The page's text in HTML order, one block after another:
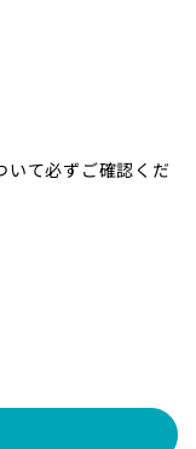
いて必ずご確認くだ